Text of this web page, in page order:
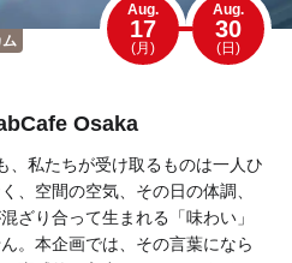
Taipei
Strasbourg
Bangkok
Aug.
17
(月)
Aug.
30
(日)
Osaka
、私たちが受け取るものは一人ひ
、空間の空気、その日の体調、
ざり合って生まれる「味わい」
。本企画では、その言葉になら